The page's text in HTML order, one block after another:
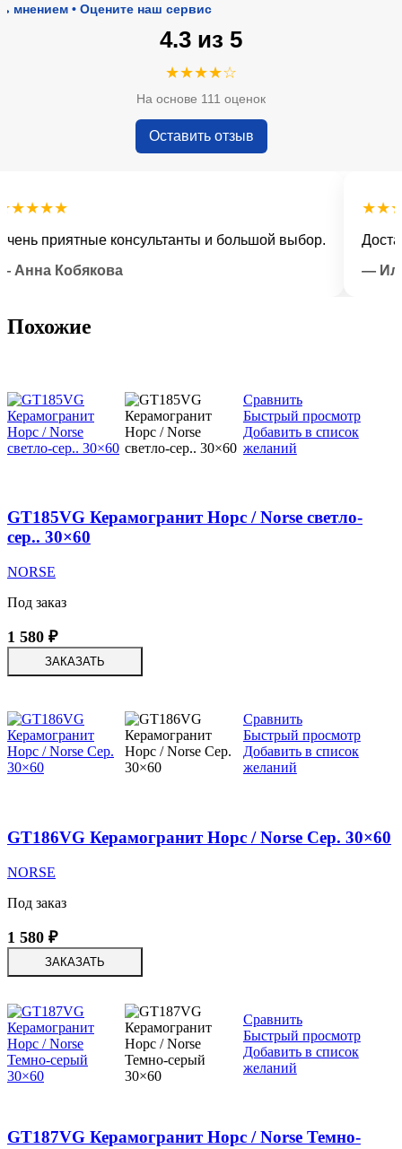
• Оцените наш сервис
4.3 из 5
★★★★☆
На основе 111 оценок
Оставить отзыв
приятные консультанты и большой выбор.
Кобякова
— Илья
Похожие
Сравнить
Быстрый просмотр
Добавить в список
желаний
GT185VG Керамогранит Норс / Norse светло-
сер.. 30×60
NORSE
Под заказ
1 580 ₽
ЗАКАЗАТЬ
Сравнить
Быстрый просмотр
Добавить в список
желаний
GT186VG Керамогранит Норс / Norse Сер. 30×60
NORSE
Под заказ
1 580 ₽
ЗАКАЗАТЬ
Сравнить
Быстрый просмотр
Добавить в список
желаний
GT187VG Керамогранит Норс / Norse Темно-